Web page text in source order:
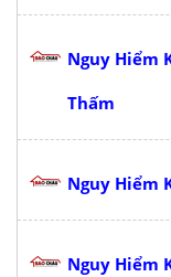
Nguy Hiểm
Thấm
Nguy Hiểm
Nguy Hiểm